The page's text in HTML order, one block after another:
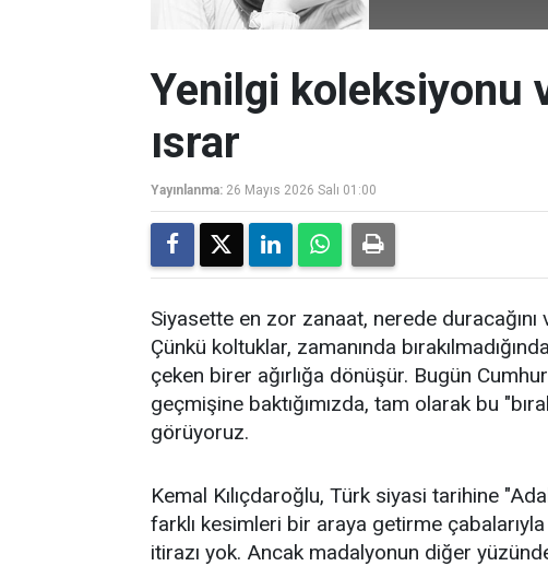
Yenilgi koleksiyonu
ısrar
Yayınlanma: 26 Mayıs 2026 Salı 01:00
Siyasette en zor zanaat, nerede
Çünkü koltuklar, zamanında
çeken birer ağırlığa dönüşür. Bugün
geçmişine baktığımızda, tam olarak bu
görüyoruz.
​Kemal Kılıçdaroğlu, Türk siyasi tarihine
farklı kesimleri bir araya getirme
itirazı yok. Ancak madalyonun diğer